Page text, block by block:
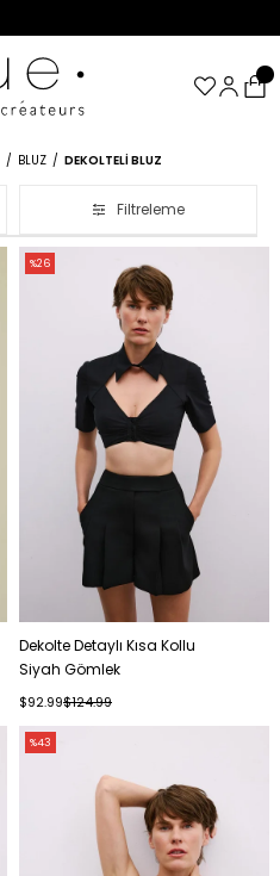
BLUZ DEKOLTELI BLUZ
Filtreleme
Dekolte Detaylı Kısa Kollu
Siyah Gömlek
$92.99$124.99
%26
%43